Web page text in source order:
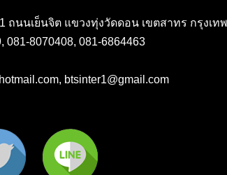
ถนนเย็นจิต แขวงทุ่งวัดดอน เขตสาทร กรุงเท
081-8070408, 081-6864463
btsinter1@gmail.com